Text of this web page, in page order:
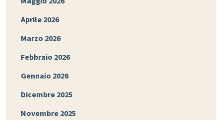
Aprile 2026
Marzo 2026
Febbraio 2026
Gennaio 2026
Dicembre 2025
Novembre 2025